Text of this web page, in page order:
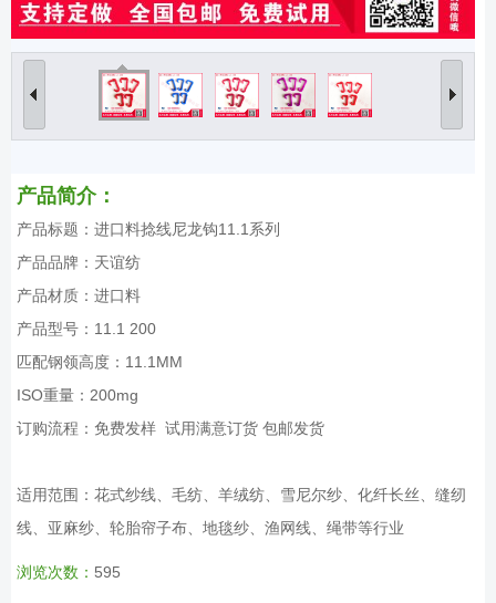
产品简介：
产品标题：进口料捻线尼龙钩11.1系列
产品品牌：天谊纺
产品材质：进口料
产品型号：11.1 200
匹配钢领高度：11.1MM
ISO重量：200mg
订购流程：免费发样 试用满意订货 包邮发货
适用范围：花式纱线、毛纺、羊绒纺、雪尼尔纱、化纤长丝、缝纫
线、亚麻纱、轮胎帘子布、地毯纱、渔网线、绳带等行业
浏览次数： 595